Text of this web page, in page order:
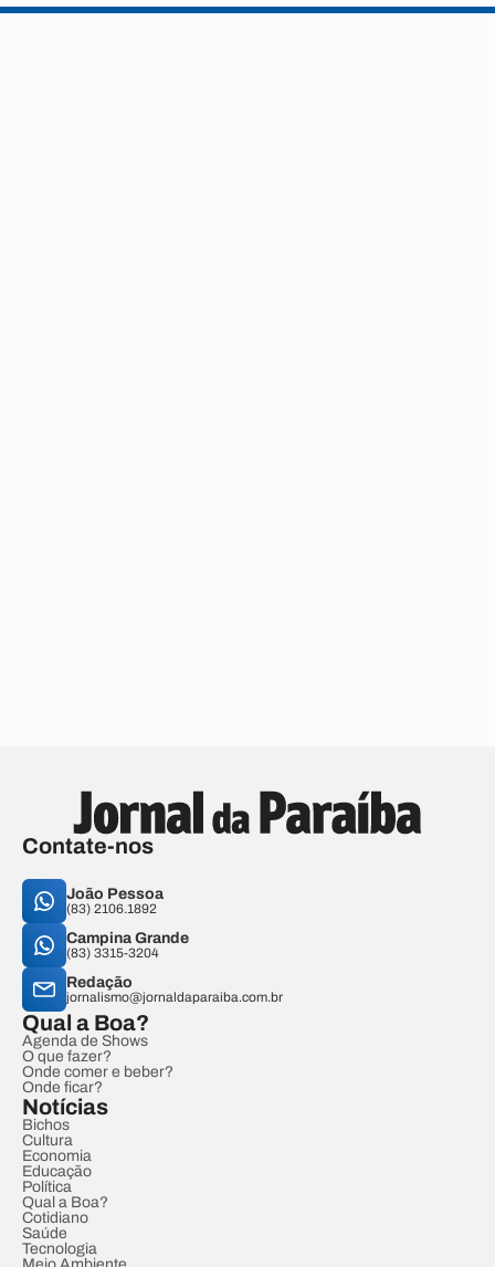
Contate-nos
João Pessoa
(83) 2106.1892
Campina Grande
(83) 3315-3204
Redação
jornalismo@jornaldaparaiba.com.br
Qual a Boa?
Agenda de Shows
O que fazer?
Onde comer e beber?
Onde ficar?
Notícias
Bichos
Cultura
Economia
Educação
Política
Qual a Boa?
Cotidiano
Saúde
Tecnologia